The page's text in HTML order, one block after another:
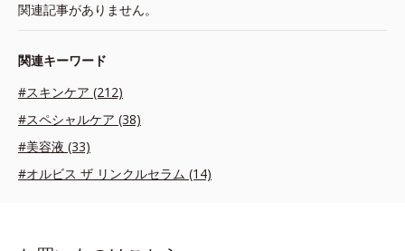
関連記事がありません。
関連キーワード
#スキンケア (212)
#スペシャルケア (38)
#美容液 (33)
#オルビス ザ リンクルセラム (14)